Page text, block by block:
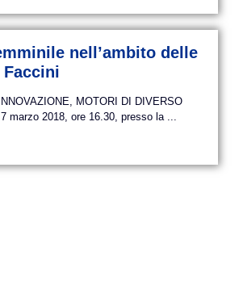
nell’ambito delle
MOTORI DI DIVERSO
2018, ore 16.30, presso la ...